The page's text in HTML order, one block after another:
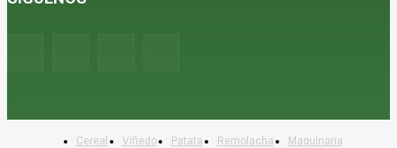
Cereal Viñedo Patata Remolacha
Maquinaria